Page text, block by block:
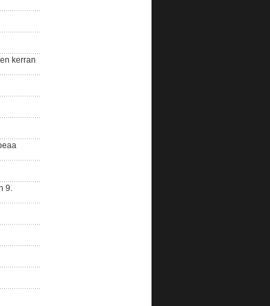
kerran
9.